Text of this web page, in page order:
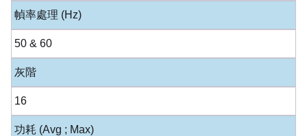
幀率處理 (Hz)
50 & 60
灰階
16
功耗 (Avg ; Max)